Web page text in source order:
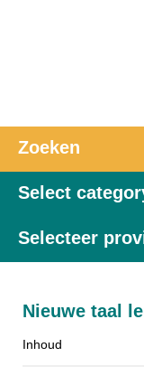
Zoeken
Select
Selecteer
Nieuwe taal
Inhoud